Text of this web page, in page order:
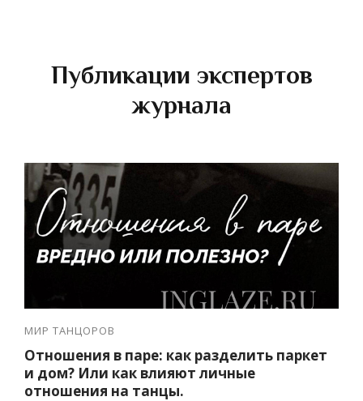
Публикации экспертов
журнала
МИР ТАНЦОРОВ
Отношения в паре: как разделить паркет
и дом? Или как влияют личные
отношения на танцы.